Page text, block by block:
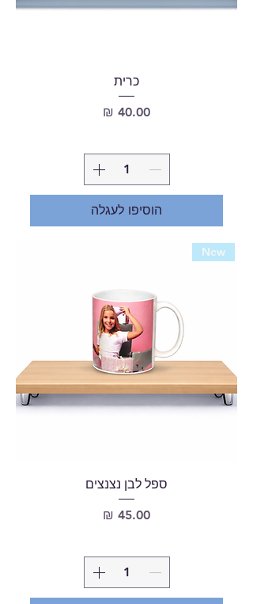
כרית
מחיר
הוסיפו לעגלה
New
ספל לבן נצנצים
מחיר